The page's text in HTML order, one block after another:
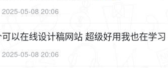
2025-05-08 20:06
超级好用我也在学习 可以制作各种文图设计稿，关键是个人免费
以ai绘画
2025-05-08 20:06